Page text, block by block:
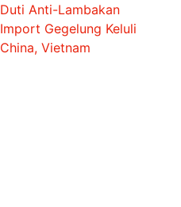
Duti Anti-Lambakan
Import Gegelung Keluli
China, Vietnam